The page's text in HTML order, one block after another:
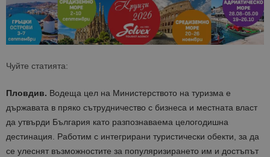
Чуйте статията:
Пловдив. Водеща цел на Министерството на туризма е
държавата в пряко сътрудничество с бизнеса и местната власт
да утвърди България като разпознаваема целогодишна
дестинация. Работим с интегрирани туристически обекти, за да
се улеснят възможностите за популяризирането им и достъпът